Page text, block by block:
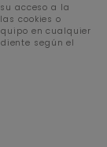
acceso a la
cookies o
en cualquier
según el